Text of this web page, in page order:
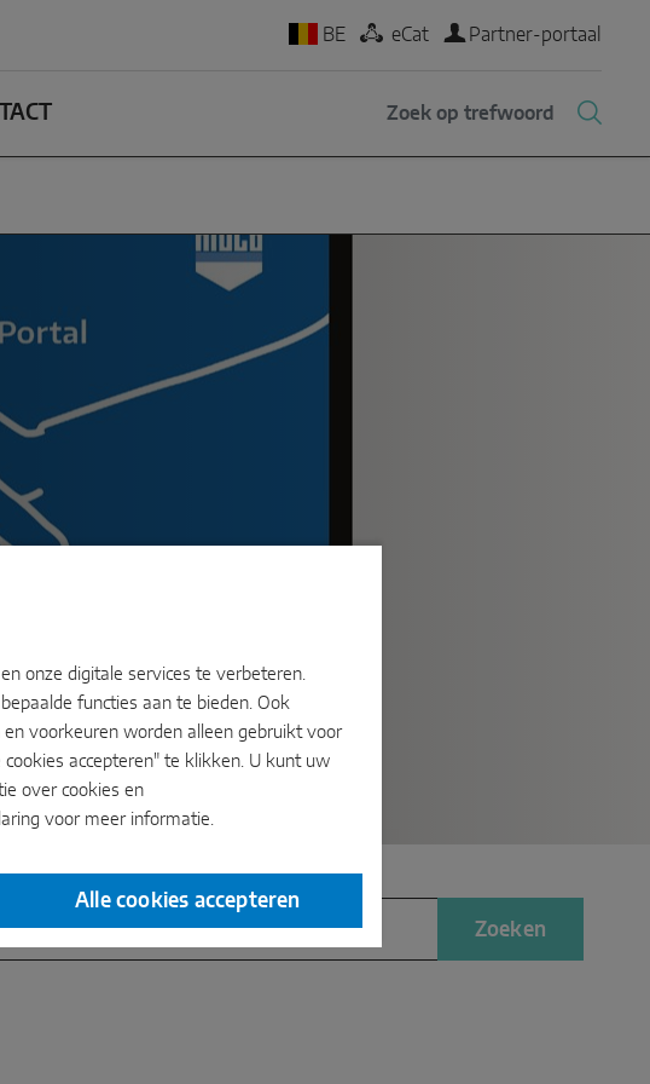
BE eCat Partner-portaal
Zoeken
onze digitale services te verbeteren.
functies aan te bieden. Ook
en voorkeuren worden alleen gebruikt voor
accepteren" te klikken. U kunt uw
over cookies en
voor meer informatie.
Alle cookies accepteren